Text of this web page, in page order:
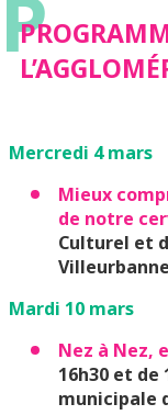
P
Mercredi 4 mars
Mieux
de notre
Culturel et
Villeurbanne
Mardi 10 mars
Nez à Nez,
16h30 et de
municipale